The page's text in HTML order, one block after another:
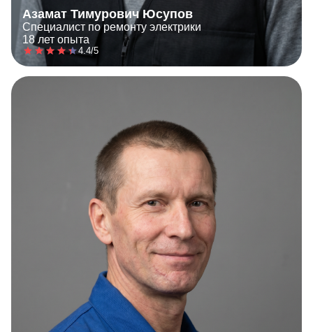
Азамат Тимурович Юсупов
Специалист по ремонту электрики
18 лет опыта
4.4/5